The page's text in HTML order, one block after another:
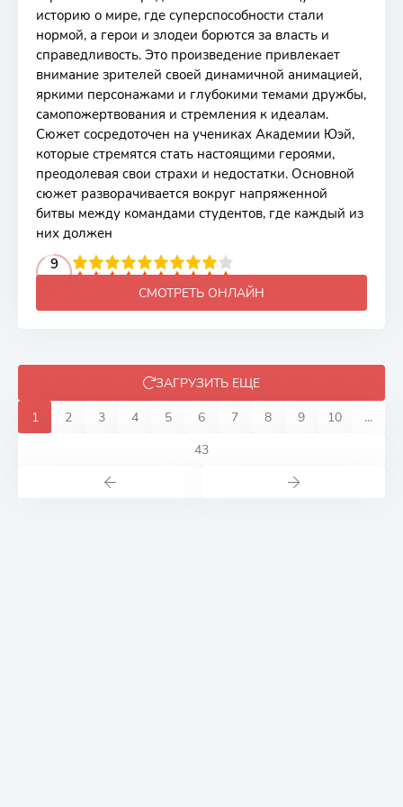
историю о мире, где суперспособности стали
нормой, а герои и злодеи борются за власть и
справедливость. Это произведение привлекает
внимание зрителей своей динамичной анимацией,
яркими персонажами и глубокими темами дружбы,
самопожертвования и стремления к идеалам.
Сюжет сосредоточен на учениках Академии Юэй,
которые стремятся стать настоящими героями,
преодолевая свои страхи и недостатки. Основной
сюжет разворачивается вокруг напряженной
битвы между командами студентов, где каждый из
них должен
9
4 5 6 7 8 9 10
СМОТРЕТЬ ОНЛАЙН
ЗАГРУЗИТЬ ЕЩЕ
1
2 3 4 5 6 7 8 9 10
...
43